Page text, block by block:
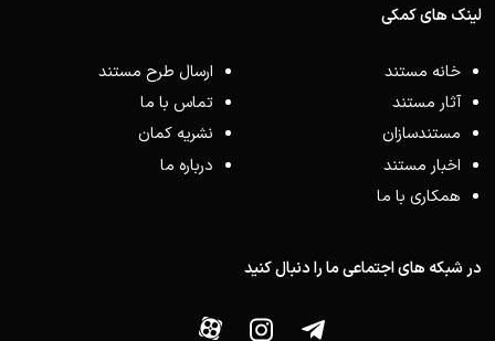
لینک های کمکی
خانه مستند
آثار مستند
مستندسازان
اخبار مستند
همکاری با ما
ارسال طرح مستند
تماس با ما
نشریه کمان
درباره ما
در شبکه های اجتماعی ما را دنبال کنید